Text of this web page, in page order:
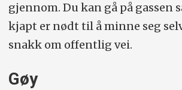
gjennom. Du kan gå på gassen
kjapt er nødt til å minne seg
snakk om offentlig vei.
Gøy